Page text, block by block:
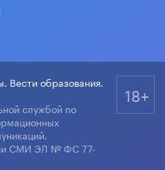
образования.
службой по
СМИ ЭЛ № ФС 77-
18+